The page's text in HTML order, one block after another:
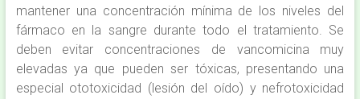
mantener una concentración mínima de los niveles del
fármaco en la sangre durante todo el tratamiento. Se
deben evitar concentraciones de vancomicina muy
elevadas ya que pueden ser tóxicas, presentando una
especial ototoxicidad (lesión del oído) y nefrotoxicidad